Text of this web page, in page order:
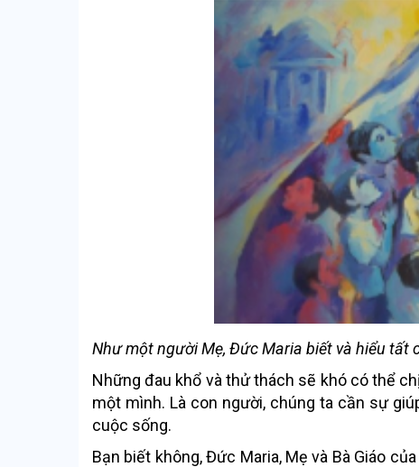
Như một người Mẹ, Đức Maria biết và hiểu tất
Những đau khổ và thử thách sẽ khó có thể
một mình. Là con người, chúng ta cần sự
cuộc sống.
Bạn biết không, Đức Maria, Mẹ và Bà Giáo